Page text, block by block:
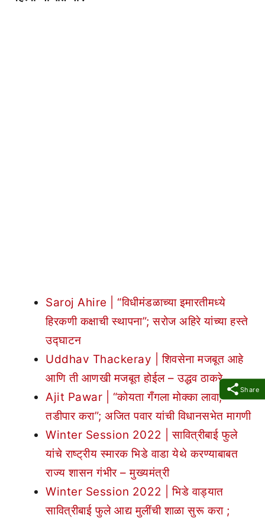
Share
Saroj Ahire | “विधीमंडळाच्या इमारतीमध्ये
हिरकणी कक्षाची स्थापना”; सरोज अहिरे यांच्या हस्ते
उद्घाटन
Uddhav Thackeray | शिवसेना मजबूत आहे
आणि ती आणखी मजबूत होईल – उद्धव ठाकरे
Ajit Pawar | “कोयता गँगला मोक्का लावा,
तडीपार करा”; अजित पवार यांची विधानसभेत मागणी
Winter Session 2022 | सावित्रीबाई फुले
यांचे राष्ट्रीय स्मारक भिडे वाडा येथे करण्याबाबत
राज्य शासन गंभीर – मुख्यमंत्री
Winter Session 2022 | भिडे वाड्यात
सावित्रीबाई फुले आद्य मुलींची शाळा सुरू करा ;